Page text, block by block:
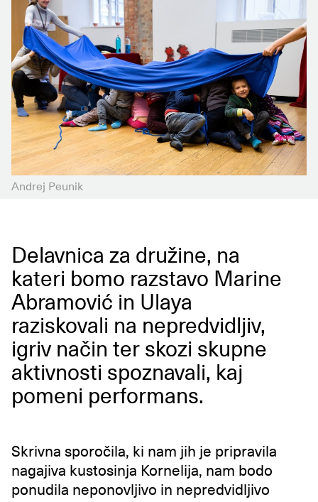
Andrej Peunik
Delavnica za družine, na
kateri bomo razstavo Marine
Abramović in Ulaya
raziskovali na nepredvidljiv,
igriv način ter skozi skupne
aktivnosti spoznavali, kaj
pomeni performans.
Skrivna sporočila, ki nam jih je pripravila
nagajiva kustosinja Kornelija, nam bodo
ponudila neponovljivo in nepredvidljivo